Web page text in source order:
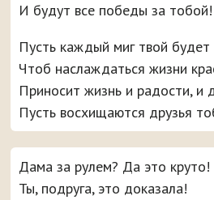
И будут все победы за тобой!
Пусть каждый миг твой
Чтоб наслаждаться жизни
Приносит жизнь и радости, и
Пусть восхищаются друзья
Дама за рулем? Да это круто!
Ты, подруга, это доказала!